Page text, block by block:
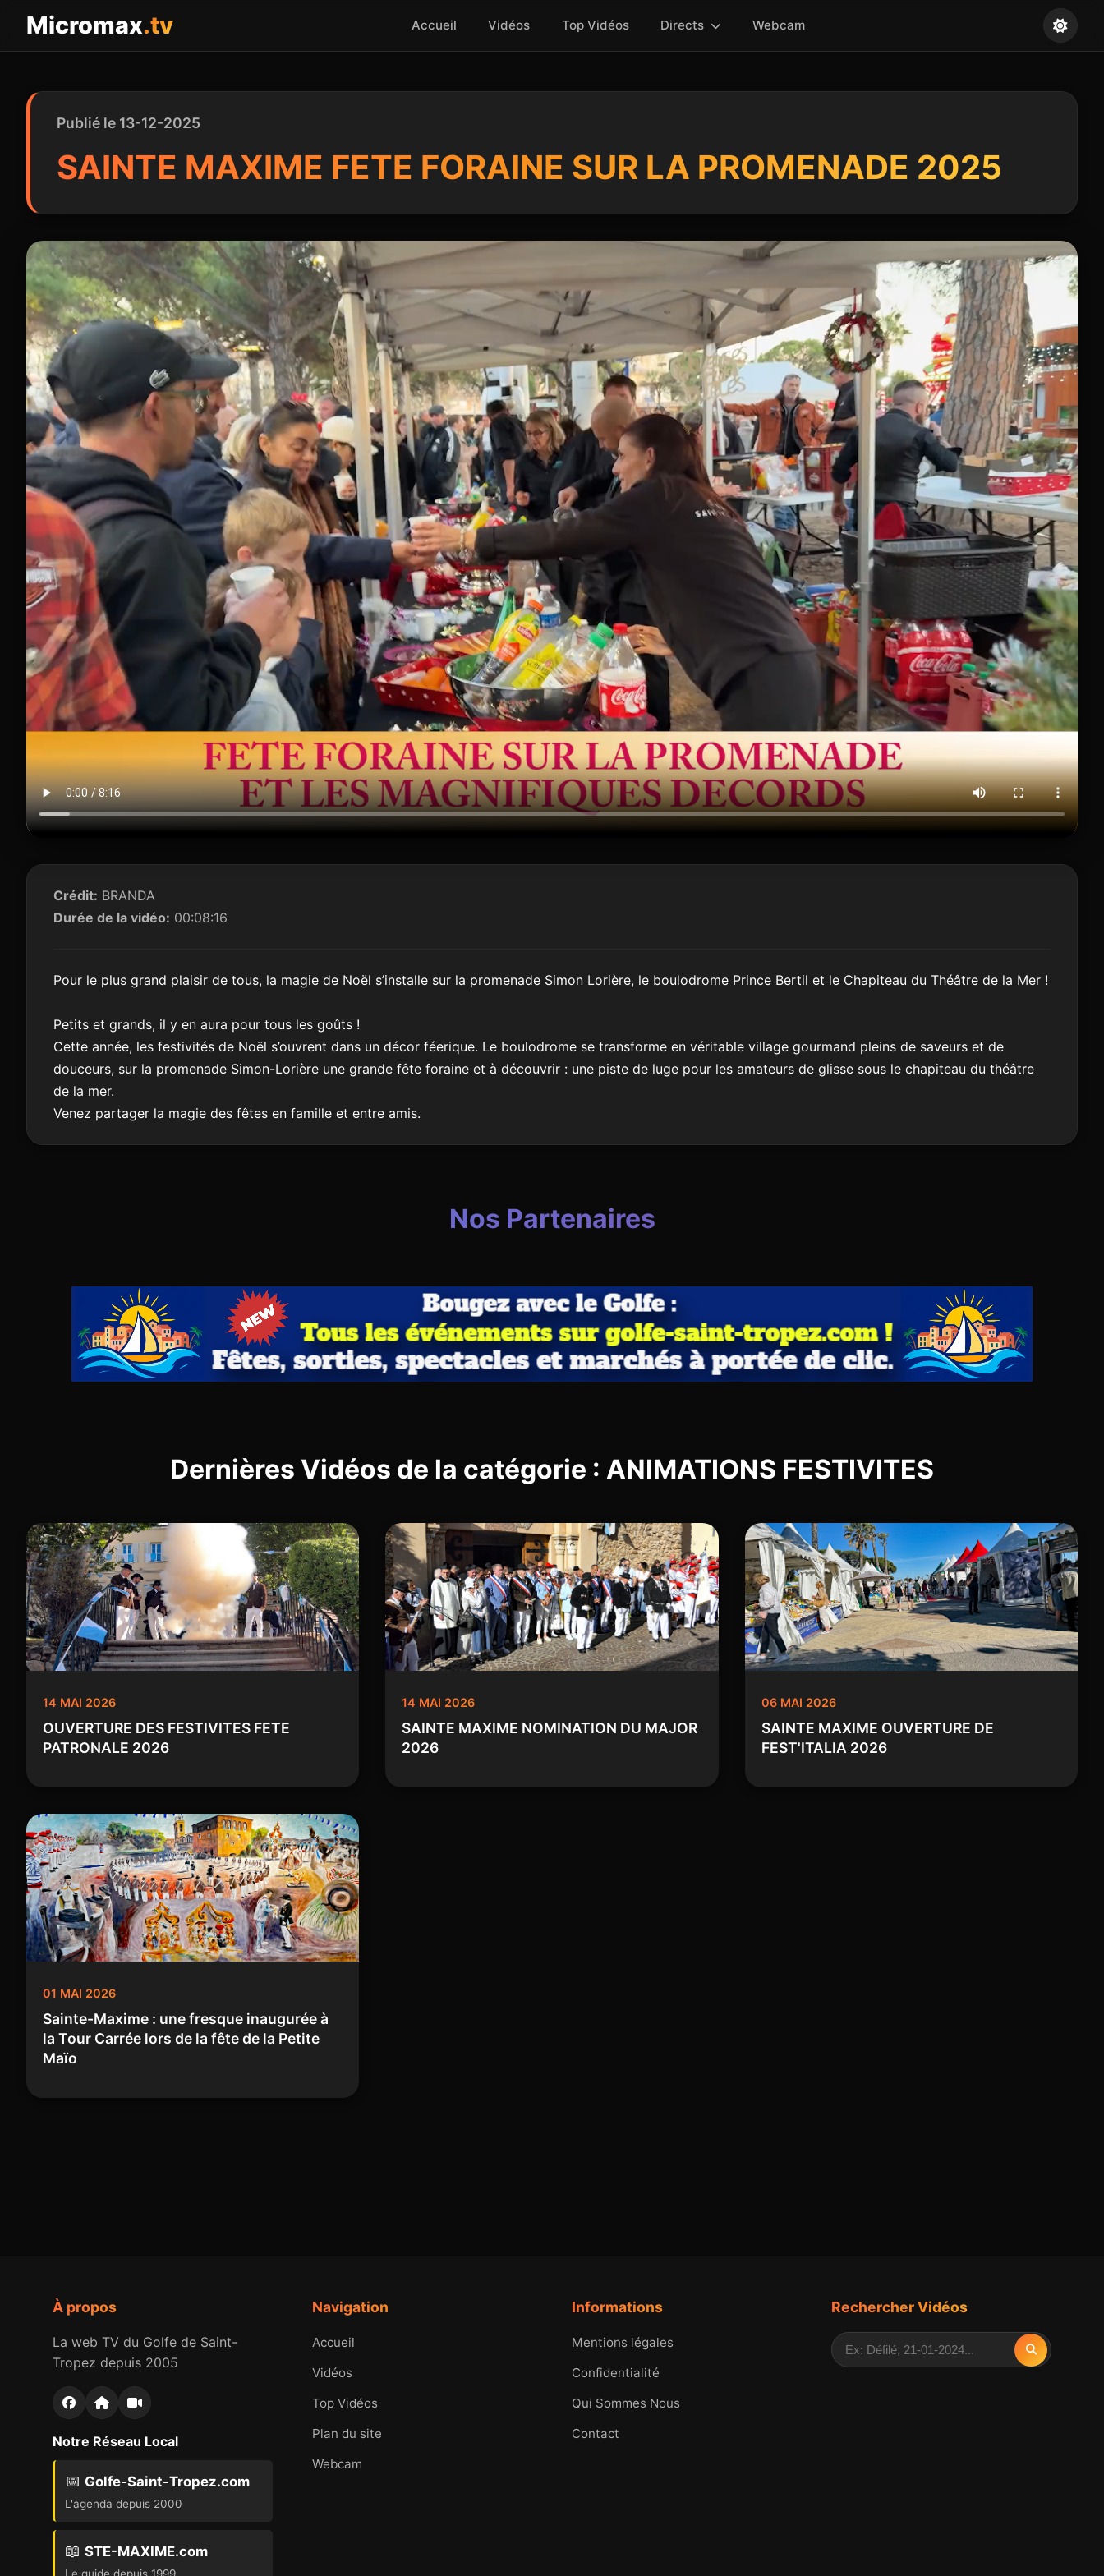
Micromax.tv Accueil Vidéos Top Vidéos Directs Webcam
Publié le 13-12-2025
SAINTE MAXIME FETE FORAINE SUR LA PROMENADE 2025
Crédit: BRANDA
Durée de la vidéo: 00:08:16
Pour le plus grand plaisir de tous, la magie de Noël s’installe sur la promenade Simon Lorière, le boulodrome Prince Bertil et le Chapiteau du Théâtre de la Mer !
Petits et grands, il y en aura pour tous les goûts !
Cette année, les festivités de Noël s’ouvrent dans un décor féerique. Le boulodrome se transforme en véritable village gourmand pleins de saveurs et de
douceurs, sur la promenade Simon-Lorière une grande fête foraine et à découvrir : une piste de luge pour les amateurs de glisse sous le chapiteau du théâtre
de la mer.
Venez partager la magie des fêtes en famille et entre amis.
Nos Partenaires
Dernières Vidéos de la catégorie : ANIMATIONS FESTIVITES
14 MAI 2026
OUVERTURE DES FESTIVITES FETE
PATRONALE 2026
14 MAI 2026
SAINTE MAXIME NOMINATION DU MAJOR
2026
06 MAI 2026
SAINTE MAXIME OUVERTURE DE
FEST'ITALIA 2026
01 MAI 2026
Sainte-Maxime : une fresque inaugurée à
la Tour Carrée lors de la fête de la Petite
Maïo
À propos
La web TV du Golfe de Saint-
Tropez depuis 2005
Notre Réseau Local
📅 Golfe-Saint-Tropez.com
L'agenda depuis 2000
📖 STE-MAXIME.com
Navigation
Accueil
Vidéos
Top Vidéos
Plan du site
Webcam
Informations
Mentions légales
Confidentialité
Qui Sommes Nous
Contact
Rechercher Vidéos